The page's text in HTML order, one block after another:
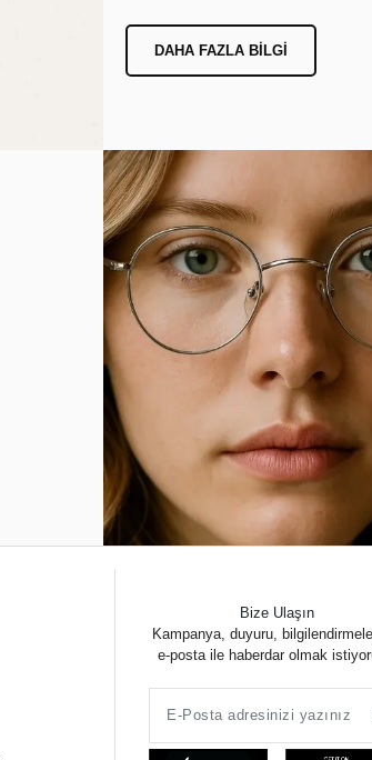
DAHA FAZLA BILGI
Bize Ulaşın
Kampanya, duyuru,
e-posta ile haberdar olmak